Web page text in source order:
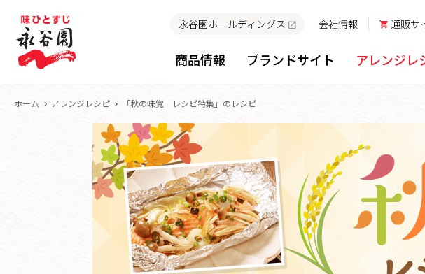
永谷園ホールディングス 会社情報 通販サ
商品情報 ブランドサイト アレンジレ
ホーム アレンジレシピ 「秋の味覚 レシピ特集」のレシピ